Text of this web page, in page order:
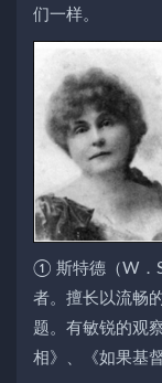
们一样。
① 斯特德（W．
者。擅长以流畅
题。有敏锐的观
相》、《如果基